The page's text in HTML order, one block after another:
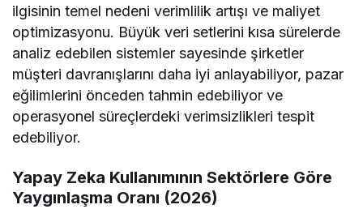
ilgisinin temel nedeni verimlilik artışı ve maliyet
optimizasyonu. Büyük veri setlerini kısa sürelerde
analiz edebilen sistemler sayesinde şirketler
müşteri davranışlarını daha iyi anlayabiliyor, pazar
eğilimlerini önceden tahmin edebiliyor ve
operasyonel süreçlerdeki verimsizlikleri tespit
edebiliyor.
Yapay Zeka Kullanımının Sektörlere Göre
Yaygınlaşma Oranı (2026)